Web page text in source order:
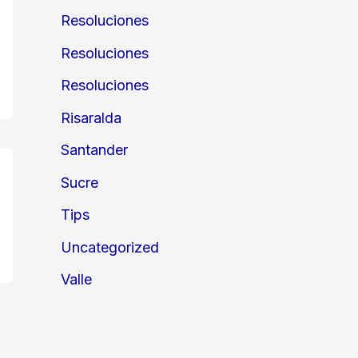
Resoluciones
Resoluciones
Resoluciones
Risaralda
Santander
Sucre
Tips
Uncategorized
Valle